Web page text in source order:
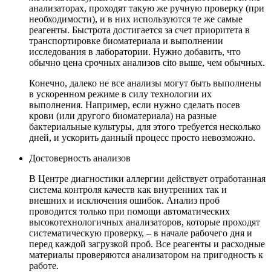
анализаторах, проходят такую же ручную проверку (при
необходимости), и в них используются те же самые
реагенты. Быстрота достигается за счет приоритета в
транспортировке биоматериала и выполнении
исследования в лаборатории. Нужно добавить, что
обычно цена срочных анализов cito выше, чем обычных.
Конечно, далеко не все анализы могут быть выполнены
в ускоренном режиме в силу технологии их
выполнения. Например, если нужно сделать посев
крови (или другого биоматериала) на разные
бактериальные культуры, для этого требуется несколько
дней, и ускорить данный процесс просто невозможно.
Достоверность анализов
В Центре диагностики аллергии действует отработанная
система контроля качеств как внутренних так и
внешних и исключения ошибок. Анализ проб
проводится только при помощи автоматических
высокотехнологичных анализаторов, которые проходят
систематическую проверку, – в начале рабочего дня и
перед каждой загрузкой проб. Все реагенты и расходные
материалы проверяются анализатором на пригодность к
работе.